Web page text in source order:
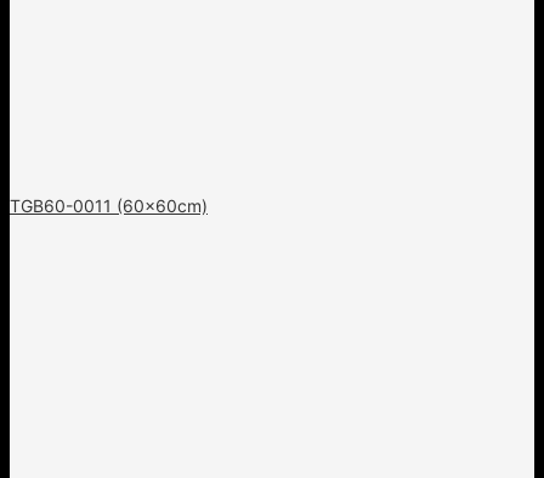
TGB60-0011 (60x60cm)